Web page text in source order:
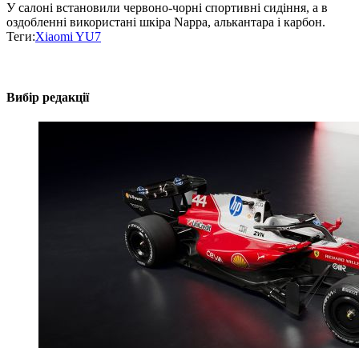
У салоні встановили червоно-чорні спортивні сидіння, а в
оздобленні використані шкіра Nappa, алькантара і карбон.
Теги:Xiaomi YU7
Вибір редакції